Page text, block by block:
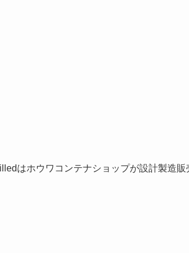
はホウワコンテナショップが設計製造販